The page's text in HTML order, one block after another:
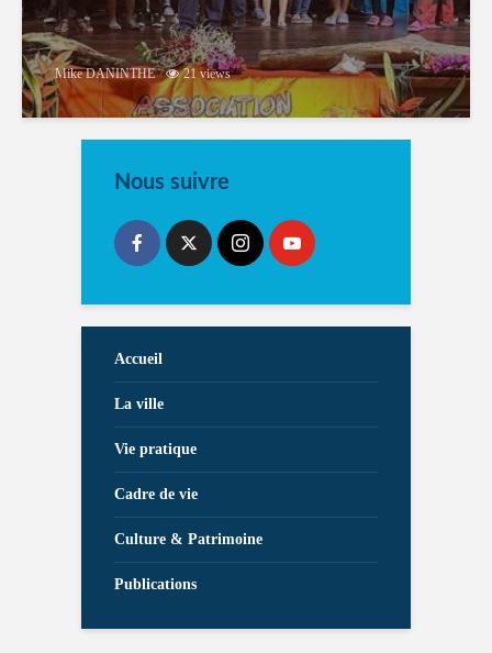
Mike DANINTHE 21 views
Nous suivre
Accueil
La ville
Vie pratique
Cadre de vie
Culture & Patrimoine
Publications